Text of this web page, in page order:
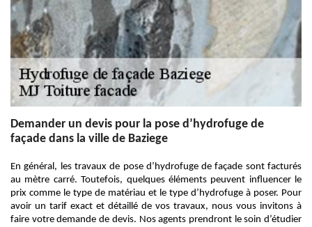
Demander un devis pour la pose d’hydrofuge de
façade dans la ville de Baziege
En général, les travaux de pose d’hydrofuge de façade sont facturés
au mètre carré. Toutefois, quelques éléments peuvent influencer le
prix comme le type de matériau et le type d’hydrofuge à poser. Pour
avoir un tarif exact et détaillé de vos travaux, nous vous invitons à
faire votre demande de devis. Nos agents prendront le soin d’étudier